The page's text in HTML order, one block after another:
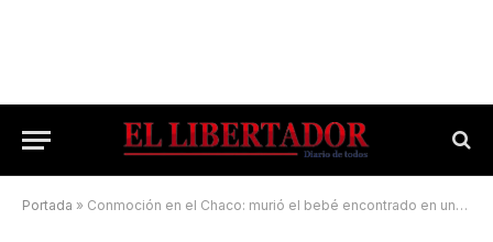
Portada » Conmoción en el Chaco: murió el bebé encontrado en una concesionaria